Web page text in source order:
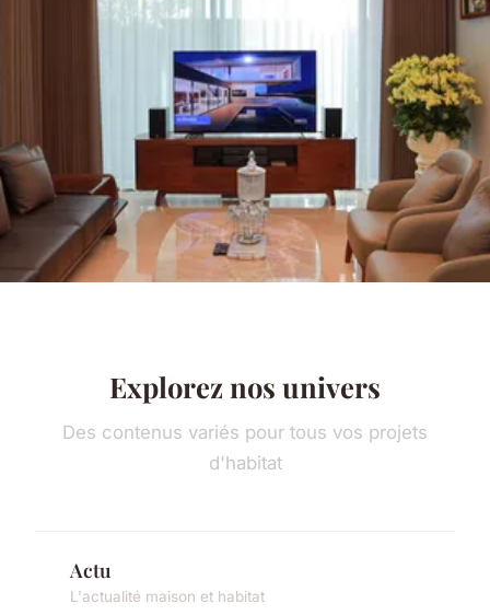
Explorez nos univers
Des contenus variés pour tous vos projets
d'habitat
Actu
L'actualité maison et habitat